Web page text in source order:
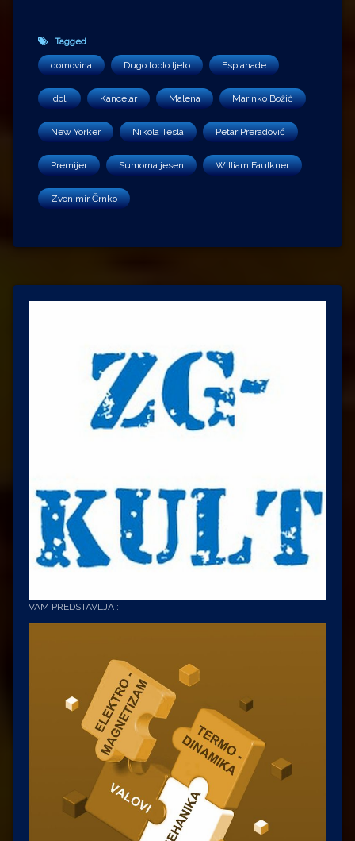
Tagged
domovina Dugo toplo ljeto Esplanade
Idoli Kancelar Malena Marinko Božić
New Yorker Nikola Tesla Petar Preradović
Premijer Sumorna jesen William Faulkner
Zvonimir Črnko
VAM PREDSTAVLJA :